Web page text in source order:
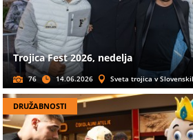
Trojica Fest 2026, nedelja
76 14.06.2026 Sveta trojica v
DRUŽABNOSTI